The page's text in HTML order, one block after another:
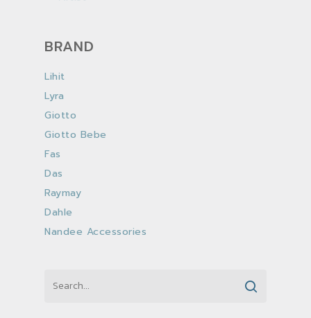
BRAND
Lihit
Lyra
Giotto
Giotto Bebe
Fas
Das
Raymay
Dahle
Nandee Accessories